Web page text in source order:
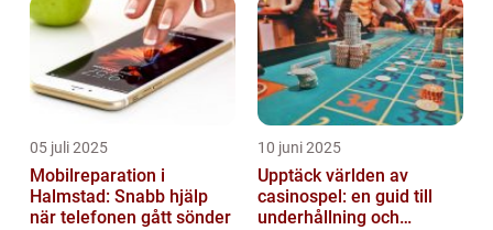
05 juli 2025
Mobilreparation i
Halmstad: Snabb hjälp
när telefonen gått sönder
10 juni 2025
Upptäck världen av
casinospel: en guid till
underhållning och